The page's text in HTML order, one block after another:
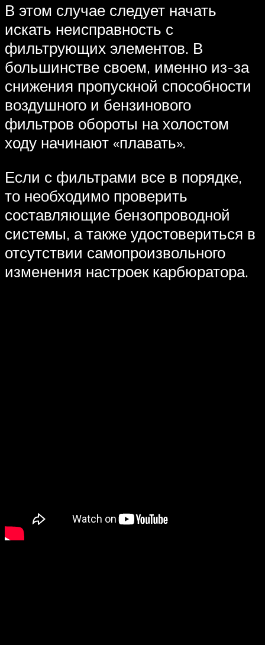
В этом случае следует начать
искать неисправность с
фильтрующих элементов. В
большинстве своем, именно из-за
снижения пропускной способности
воздушного и бензинового
фильтров обороты на холостом
ходу начинают «плавать».
Если с фильтрами все в порядке,
то необходимо проверить
составляющие бензопроводной
системы, а также удостовериться в
отсутствии самопроизвольного
изменения настроек карбюратора.